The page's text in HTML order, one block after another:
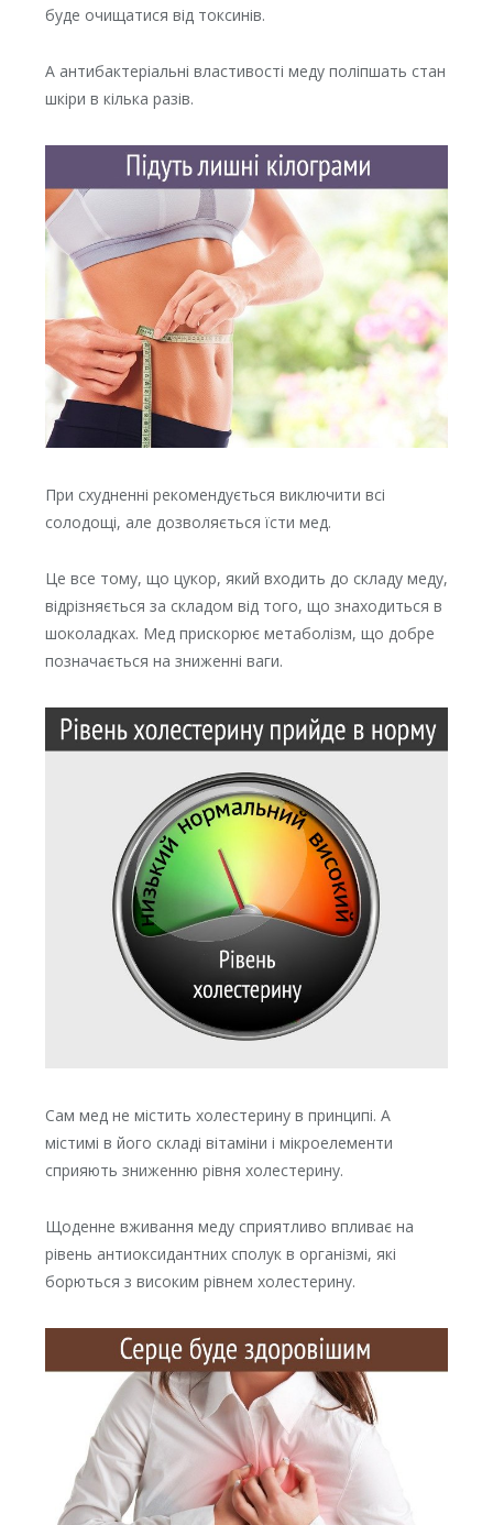
буде очищатися від токсинів.
А антибактеріальні властивості меду поліпшать стан
шкіри в кілька разів.
При схудненні рекомендується виключити всі
солодощі, але дозволяється їсти мед.
Це все тому, що цукор, який входить до складу меду,
відрізняється за складом від того, що знаходиться в
шоколадках. Мед прискорює метаболізм, що добре
позначається на зниженні ваги.
Сам мед не містить холестерину в принципі. А
містимі в його складі вітаміни і мікроелементи
сприяють зниженню рівня холестерину.
Щоденне вживання меду сприятливо впливає на
рівень антиоксидантних сполук в організмі, які
борються з високим рівнем холестерину.